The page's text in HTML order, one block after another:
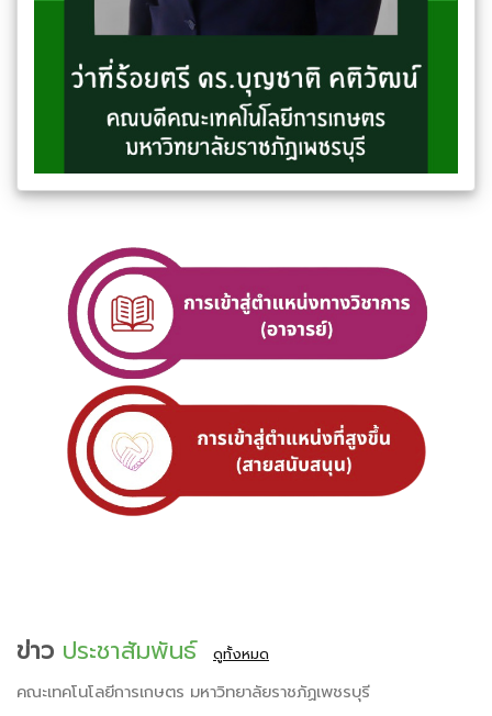
ข่าว ประชาสัมพันธ์ ดูทั้งหมด
คณะเทคโนโลยีการเกษตร มหาวิทยาลัยราชภัฏเพชรบุรี